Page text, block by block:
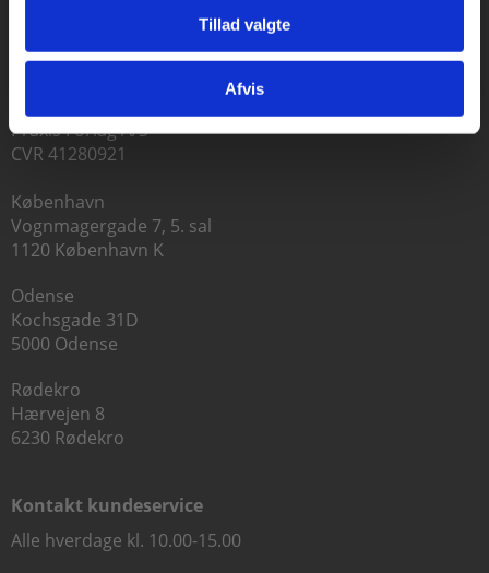
Tillad valgte
Afvis
Praxis Forlag A/S
CVR 41280921
København
Vognmagergade 7, 5. sal
1120 København K
Odense
Kochsgade 31D
5000 Odense
Rødekro
Hærvejen 8
6230 Rødekro
Kontakt kundeservice
Alle hverdage kl. 10.00-15.00
Gå til praxisOnline